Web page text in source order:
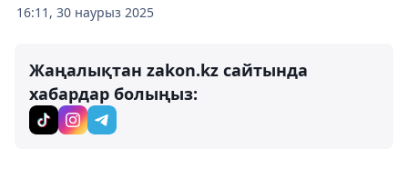
16:11, 30 наурыз 2025
Жаңалықтан zakon.kz сайтында
хабардар болыңыз: